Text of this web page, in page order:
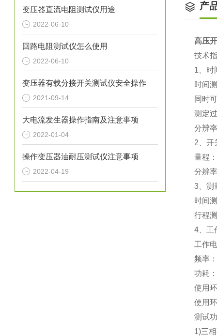
变压器直流电阻测试仪用途
2022-06-10
回路电阻测试仪怎么使用
2022-06-10
变压器有载分接开关测试仪安全操作
2021-09-14
大电流发生器操作指南及注意事项
2022-01-04
操作变压器油耐压测试仪注意事项
2022-04-19
产
高压
技术
1 、
时间
同时
测定
分辨
2 、
量程
分辨
3 、
时间
行程
4 、
工作
频率：
功耗
使用
使用
测试
1)三